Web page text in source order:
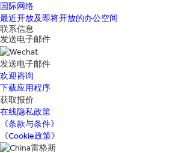
国际网络
最近开放及即将开放的办公空间
联系信息
发送电子邮件
发送电子邮件
欢迎咨询
下载应用程序
获取报价
在线隐私政策
《条款与条件》
《Cookie政策》